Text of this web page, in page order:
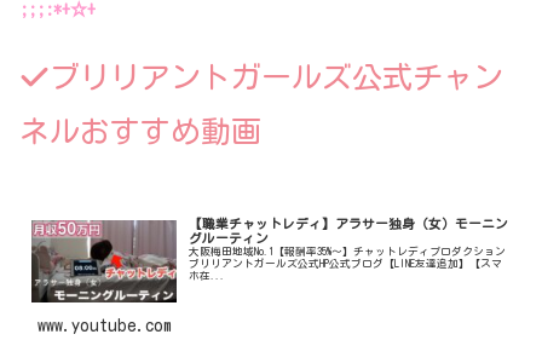
;;;:*+☆+
ブリリアントガールズ公式チャン
ネルおすすめ動画
【職業チャットレディ】アラサー独身（女）モーニン
グルーティン
大阪梅田地域No.1【報酬率35%〜】チャットレディプロダクション
ブリリアントガールズ公式HP公式ブログ【LINE友達追加】【スマ
ホ在...
www.youtube.com